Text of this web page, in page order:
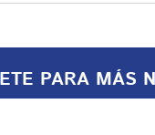
PARA MÁS